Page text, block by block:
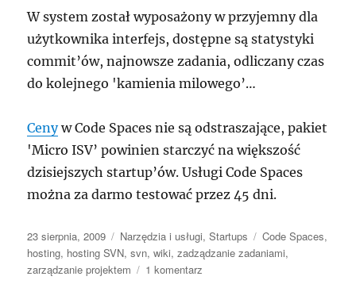
W system został wyposażony w przyjemny dla
użytkownika interfejs, dostępne są statystyki
commit’ów, najnowsze zadania, odliczany czas
do kolejnego 'kamienia milowego’…
Cenyw Code Spaces nie są odstraszające, pakiet
'Micro ISV’ powinien starczyć na większość
dzisiejszych startup’ów. Usługi Code Spaces
można za darmo testować przez 45 dni.
Data
publikacji
23 sierpnia, 2009 Kategorie
Narzędzia i usługi,Startups Tagi
Code Spaces,
hosting, hosting SVN,svn,wiki,zadządzanie zadaniami,
zarządzanie projektem
1 komentarz